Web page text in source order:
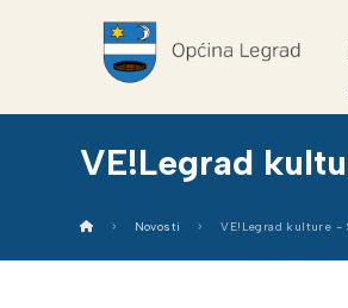
VE!Legrad
Novosti VE!Legrad kulture -